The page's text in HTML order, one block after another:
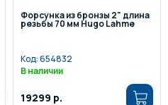
Форсунка из бронзы 2" длина
резьбы 70 мм Hugo Lahme
Код:654832
В наличии
19299 р.